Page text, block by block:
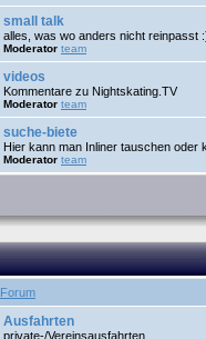
small talk
alles, was wo anders nicht reinpasst
Moderator team
videos
Kommentare zu Nightskating.TV
Moderator team
suche-biete
Hier kann man Inliner tauschen oder
Moderator team
Forum
Ausfahrten
private-/Vereinsausfahrten